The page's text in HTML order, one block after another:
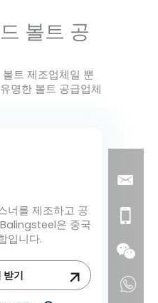
볼트 공
트 제조업체일 뿐
명한 볼트 공급업체
너를 제조하고 공
은 중국
입니다.
받기